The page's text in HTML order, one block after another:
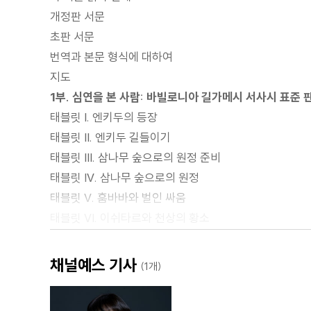
개정판 서문
초판 서문
번역과 본문 형식에 대하여
지도
1부. 심연을 본 사람: 바빌로니아 길가메시 서사시 표준
태블릿 I. 엔키두의 등장
태블릿 II. 엔키두 길들이기
태블릿 III. 삼나무 숲으로의 원정 준비
태블릿 IV. 삼나무 숲으로의 원정
태블릿 V. 훔바바와 벌인 싸움
태블릿 VIII. 엔키두의 장례
태블릿 X. 세상의 끄트머리에서
채널예스 기사 (1개)